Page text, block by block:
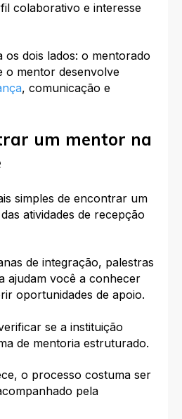
colaborativo e interesse
os dois lados: o mentorado
o mentor desenvolve
, comunicação e
um mentor na
simples de encontrar um
atividades de recepção
de integração, palestras
ajudam você a conhecer
oportunidades de apoio.
se a instituição
de mentoria estruturado.
o processo costuma ser
pela